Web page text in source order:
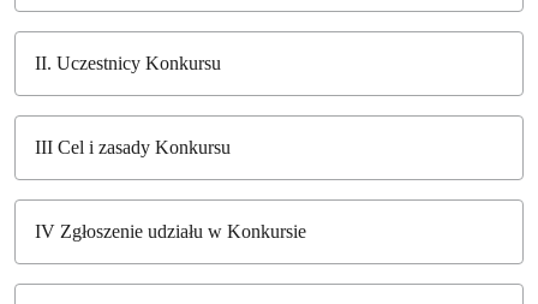
II. Uczestnicy Konkursu
III Cel i zasady Konkursu
IV Zgłoszenie udziału w Konkursie